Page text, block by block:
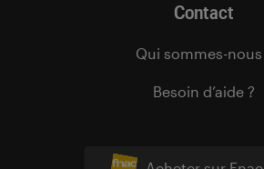
Contact
Qui sommes-nous
Besoin d’aide ?